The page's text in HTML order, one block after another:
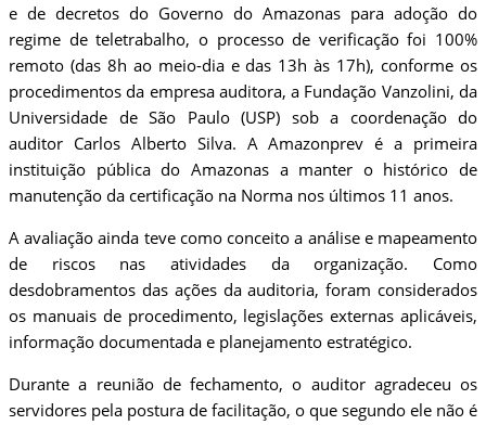
e de decretos do Governo do Amazonas para adoção do
regime de teletrabalho, o processo de verificação foi 100%
remoto (das 8h ao meio-dia e das 13h às 17h), conforme os
procedimentos da empresa auditora, a Fundação Vanzolini, da
Universidade de São Paulo (USP) sob a coordenação do
auditor Carlos Alberto Silva. A Amazonprev é a primeira
instituição pública do Amazonas a manter o histórico de
manutenção da certificação na Norma nos últimos 11 anos.
A avaliação ainda teve como conceito a análise e mapeamento
de riscos nas atividades da organização. Como
desdobramentos das ações da auditoria, foram considerados
os manuais de procedimento, legislações externas aplicáveis,
informação documentada e planejamento estratégico.
Durante a reunião de fechamento, o auditor agradeceu os
servidores pela postura de facilitação, o que segundo ele não é